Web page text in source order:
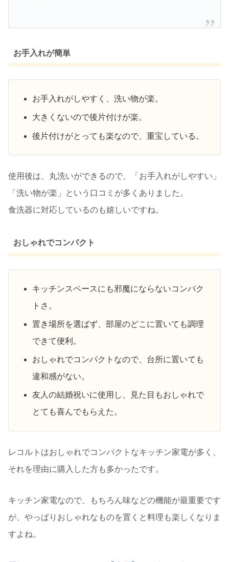
お手入れが簡単
お手入れがしやすく、洗い物が楽。
大きくないので後片付けが楽。
後片付けがとっても楽なので、重宝している。
使用後は、丸洗いができるので、「お手入れがしやすい」
「洗い物が楽」という口コミが多くありました。
食洗器に対応しているのも嬉しいですね。
おしゃれでコンパクト
キッチンスペースにも邪魔にならないコンパク
トさ。
置き場所を選ばず、部屋のどこに置いても調理
できて便利。
おしゃれでコンパクトなので、台所に置いても
違和感がない。
友人の結婚祝いに使用し、見た目もおしゃれで
とても喜んでもらえた。
レコルトはおしゃれでコンパクトなキッチン家電が多く、
それを理由に購入した方も多かったです。
キッチン家電なので、もちろん味などの機能が最重要です
が、やっぱりおしゃれなものを置くと料理も楽しくなりま
すよね。